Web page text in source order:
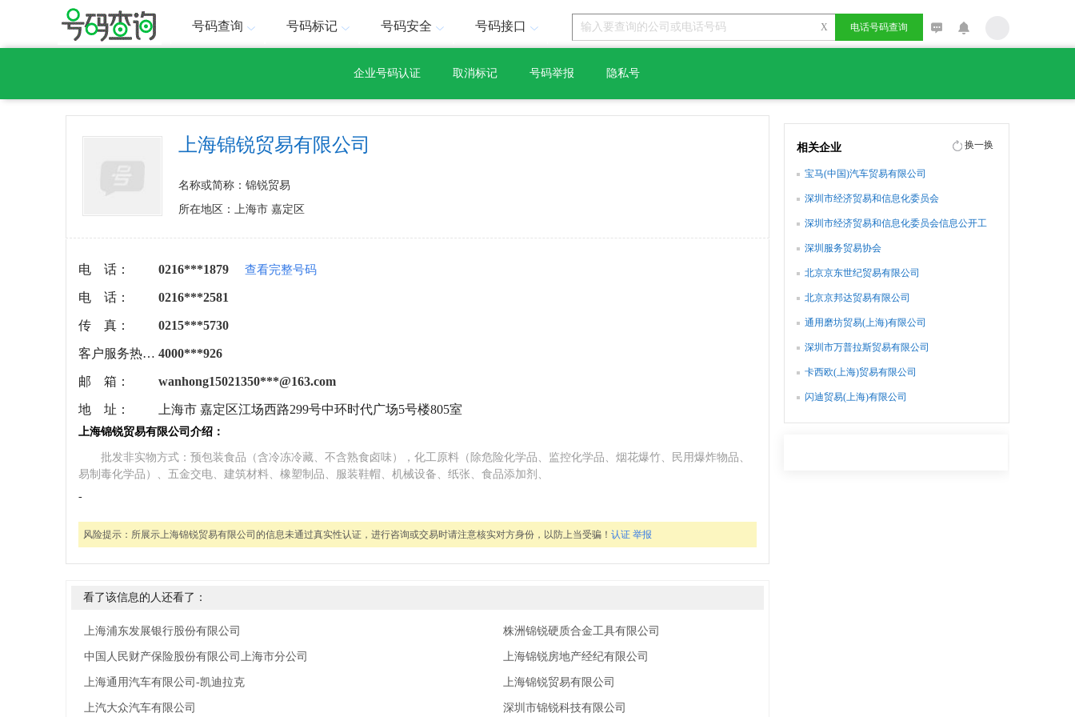
号码查询 号码标记 号码安全 号码接口 X 电话号码查询
企业号码认证 取消标记 号码举报 隐私号
上海锦锐贸易有限公司
名称或简称：锦锐贸易
所在地区：上海市 嘉定区
电 话： 0216***1879 查看完整号码
电 话： 0216***2581
传 真： 0215***5730
客户服务热线： 4000***926
邮 箱： wanhong15021350***@163.com
地 址： 上海市 嘉定区江场西路299号中环时代广场5号楼805室
上海锦锐贸易有限公司介绍：
批发非实物方式：预包装食品（含冷冻冷藏、不含熟食卤味），化工原料（除危险化学品、监控化学品、烟花爆竹、民用爆炸物品、
易制毒化学品）、五金交电、建筑材料、橡塑制品、服装鞋帽、机械设备、纸张、食品添加剂、
-
风险提示： 所展示上海锦锐贸易有限公司的信息未通过真实性认证，进行咨询或交易时请注意核实对方身份，以防上当受骗！ 认证 举报
看了该信息的人还看了：
上海浦东发展银行股份有限公司
中国人民财产保险股份有限公司上海市分公司
上海通用汽车有限公司-凯迪拉克
上汽大众汽车有限公司
株洲锦锐硬质合金工具有限公司
上海锦锐房地产经纪有限公司
上海锦锐贸易有限公司
深圳市锦锐科技有限公司
相关企业 换一换
宝马(中国)汽车贸易有限公司
深圳市经济贸易和信息化委员会
深圳市经济贸易和信息化委员会信息公开工
深圳服务贸易协会
北京京东世纪贸易有限公司
北京京邦达贸易有限公司
通用磨坊贸易(上海)有限公司
深圳市万普拉斯贸易有限公司
卡西欧(上海)贸易有限公司
闪迪贸易(上海)有限公司